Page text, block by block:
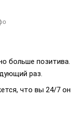
больше позитива.
раз.
что вы 24/7 он